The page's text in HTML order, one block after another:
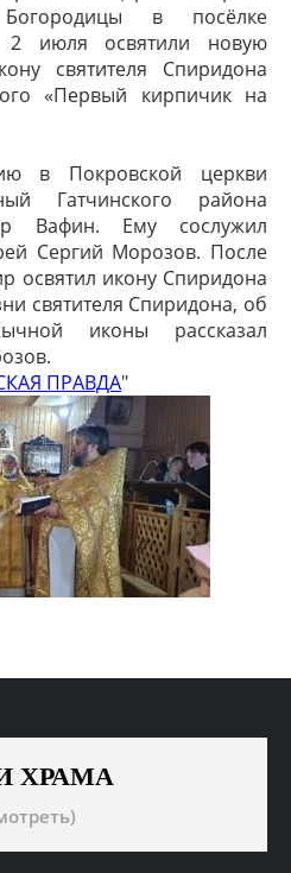
Богородицы в посёлке
2 июля освятили новую
святителя Спиридона
«Первый кирпичик на
в Покровской церкви
Гатчинского района
Вафин. Ему сослужил
Сергий Морозов. После
освятил икону Спиридона
святителя Спиридона, об
иконы рассказал
ПРАВДА"
ХРАМА